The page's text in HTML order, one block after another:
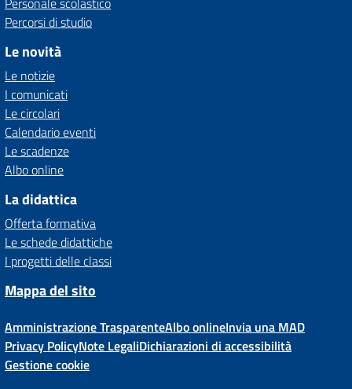
Percorsi di studio
Le novità
Le notizie
I comunicati
Le circolari
Calendario eventi
Le scadenze
Albo online
La didattica
Offerta formativa
Le schede didattiche
I progetti delle classi
Mappa del sito
Amministrazione TrasparenteAlbo onlineInvia una MAD
Privacy PolicyNote LegaliDichiarazioni di accessibilità
Gestione cookie